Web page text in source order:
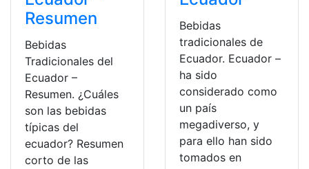
Resumen
Bebidas
Tradicionales del
Ecuador –
Resumen. ¿Cuáles
son las bebidas
típicas del
ecuador? Resumen
corto de las
Bebidas
tradicionales de
Ecuador. Ecuador –
ha sido
considerado como
un país
megadiverso, y
para ello han sido
tomados en